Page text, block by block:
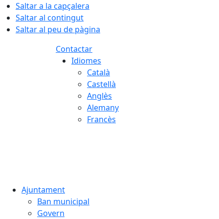
Saltar a la capçalera
Saltar al contingut
Saltar al peu de pàgina
Contactar
Idiomes
Català
Castellà
Anglès
Alemany
Francès
Ajuntament
Ban municipal
Govern